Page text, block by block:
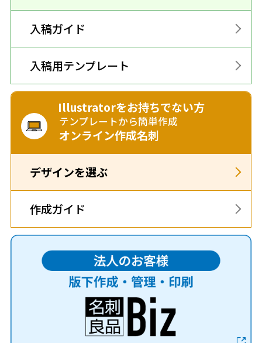
入稿ガイド
入稿用テンプレート
Illustratorをお持ちでない方
テンプレートから簡単作成
オンライン作成名刺
デザインを選ぶ
作成ガイド